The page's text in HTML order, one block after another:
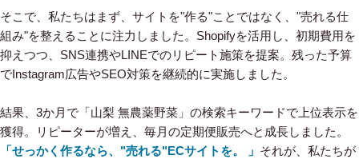
そこで、私たちはまず、サイトを"作る"ことではなく、"売れる仕
組み"を整えることに注力しました。Shopifyを活用し、初期費用を
抑えつつ、SNS連携やLINEでのリピート施策を提案。残った予算
でInstagram広告やSEO対策を継続的に実施しました。
結果、3か月で「山梨 無農薬野菜」の検索キーワードで上位表示を
獲得。リピーターが増え、毎月の定期便販売へと成長しました。
「せっかく作るなら、"売れる"ECサイトを。 」 それが、私たちが